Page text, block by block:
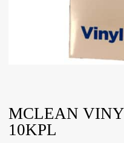
MCLEAN
10KPL